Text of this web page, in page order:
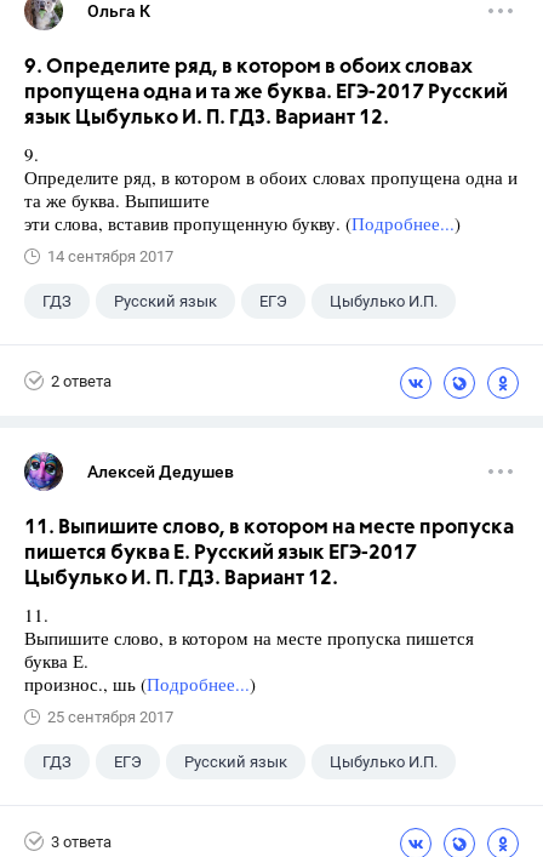
Ольга К
9. Определите ряд, в котором в обоих словах
пропущена одна и та же буква. ЕГЭ-2017 Русский
язык Цыбулько И. П. ГДЗ. Вариант 12.
9.
Определите ряд, в котором в обоих словах пропущена одна и
та же буква. Выпишите
эти слова, вставив пропущенную букву. (Подробнее...)
14 сентября 2017
ГДЗ Русский язык ЕГЭ Цыбулько И.П.
2 ответа
Алексей Дедушев
11. Выпишите слово, в котором на месте пропуска
пишется буква Е. Русский язык ЕГЭ-2017
Цыбулько И. П. ГДЗ. Вариант 12.
11.
Выпишите слово, в котором на месте пропуска пишется
буква Е.
произнос., шь (Подробнее...)
25 сентября 2017
ГДЗ ЕГЭ Русский язык Цыбулько И.П.
3 ответа